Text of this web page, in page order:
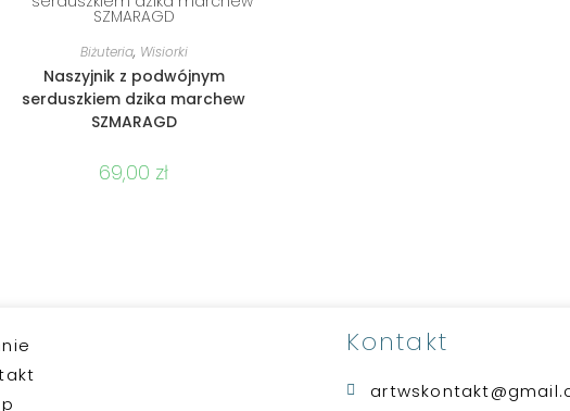
DODAJ DO KOSZYKA
Biżuteria, Wisiorki
Naszyjnik z podwójnym
serduszkiem dzika marchew
SZMARAGD
69,00 zł
Kontakt